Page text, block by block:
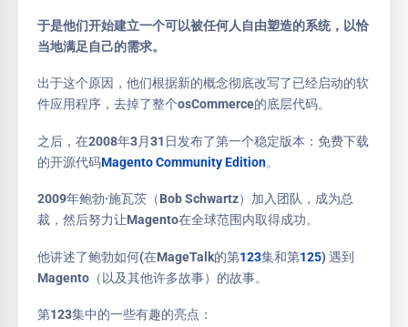
于是他们开始建立一个可以被任何人自由塑造的系统，以恰
当地满足自己的需求。
出于这个原因，他们根据新的概念彻底改写了已经启动的软
件应用程序，去掉了整个osCommerce的底层代码。
之后，在2008年3月31日发布了第一个稳定版本：免费下载
的开源代码Magento Community Edition。
2009年鲍勃·施瓦茨（Bob Schwartz）加入团队，成为总
裁，然后努力让Magento在全球范围内取得成功。
他讲述了鲍勃如何(在MageTalk的第123集和第125) 遇到
Magento（以及其他许多故事）的故事。
第123集中的一些有趣的亮点：